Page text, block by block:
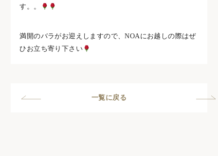
す。。
満開のバラがお迎えしますので、NOAにお越しの際はぜ
ひお立ち寄り下さい
一覧に戻る